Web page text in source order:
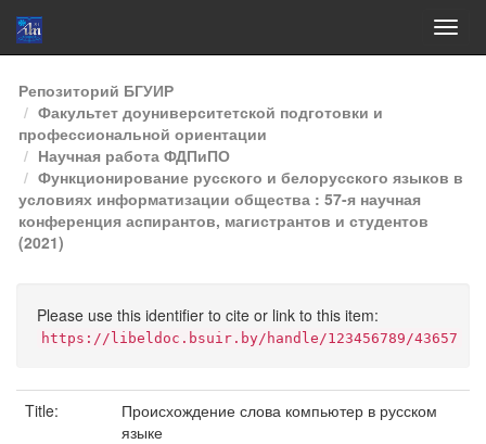
Skip
navigation
Репозиторий БГУИР
Факультет доуниверситетской подготовки и
профессиональной ориентации
Научная работа ФДПиПО
Функционирование русского и белорусского языков в
условиях информатизации общества : 57-я научная
конференция аспирантов, магистрантов и студентов
(2021)
Please use this identifier to cite or link to this item:
https://libeldoc.bsuir.by/handle/123456789/43657
Title:
Происхождение слова компьютер в русском
языке